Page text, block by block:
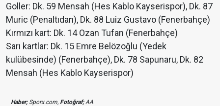
Goller: Dk. 59 Mensah (Hes Kablo Kayserispor), Dk. 87
Muric (Penaltıdan), Dk. 88 Luiz Gustavo (Fenerbahçe)
Kırmızı kart: Dk. 14 Ozan Tufan (Fenerbahçe)
Sarı kartlar: Dk. 15 Emre Belözoğlu (Yedek
kulübesinde) (Fenerbahçe), Dk. 78 Sapunaru, Dk. 82
Mensah (Hes Kablo Kayserispor)
Haber;Sporx.com, Fotoğraf;AA